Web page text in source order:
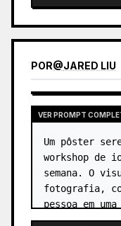
POR@JARED LIU
VER PROMPT
Um pôster
workshop de
semana. O
fotografia,
pessoa em
uma praia ao